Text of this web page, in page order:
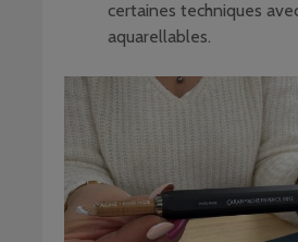
certaines techniques
aquarellables.